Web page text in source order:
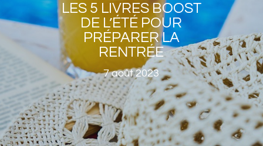
LES 5 LIVRES BOOST
DE L’ÉTÉ POUR
PRÉPARER LA
RENTRÉE
7 août 2023